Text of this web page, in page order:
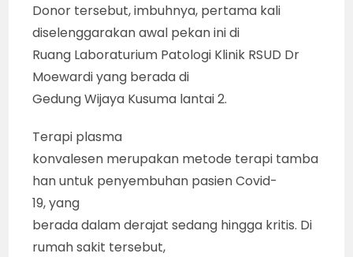
Donor tersebut, imbuhnya, pertama kali
diselenggarakan awal pekan ini di
Ruang Laboraturium Patologi Klinik RSUD Dr
Moewardi yang berada di
Gedung Wijaya Kusuma lantai 2.
Terapi plasma
konvalesen merupakan metode terapi tamba
han untuk penyembuhan pasien Covid-
19, yang
berada dalam derajat sedang hingga kritis. Di
rumah sakit tersebut,